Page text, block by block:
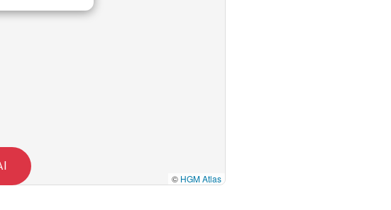
© HGM Atlas